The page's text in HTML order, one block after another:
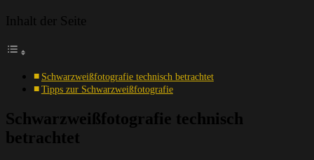
Inhalt der Seite
Schwarzweißfotografie technisch betrachtet
Tipps zur Schwarzweißfotografie
Schwarzweißfotografie technisch
betrachtet